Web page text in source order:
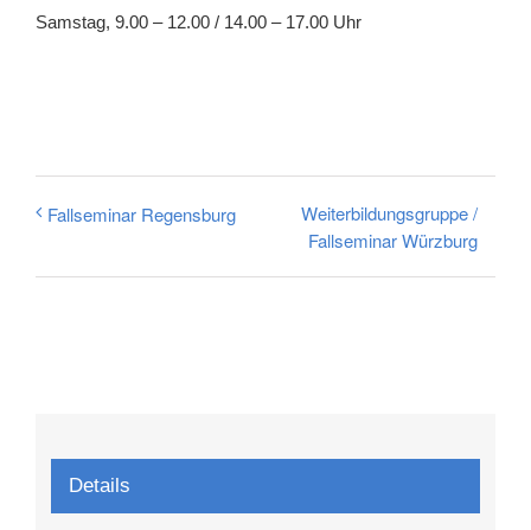
Samstag, 9.00 – 12.00 / 14.00 – 17.00 Uhr
Fallseminar Regensburg
Weiterbildungsgruppe /
Fallseminar Würzburg
Details